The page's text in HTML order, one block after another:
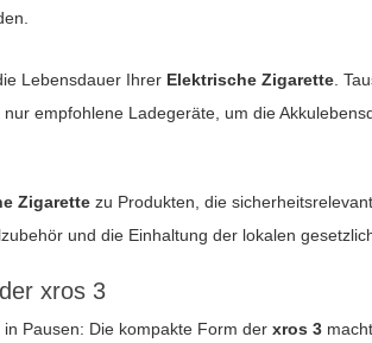
Lebensdauer Ihrer Elektrische Zigarette .
empfohlene Ladegeräte, um die
Zigarette zu Produkten, die
und die Einhaltung der lokalen
xros 3
Pausen: Die kompakte Form derxros 3